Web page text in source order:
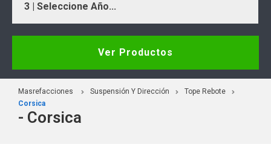
3 | Seleccione Año...
Ver Productos
Masrefacciones Suspensión Y Dirección
Tope Rebote
Corsica
- Corsica